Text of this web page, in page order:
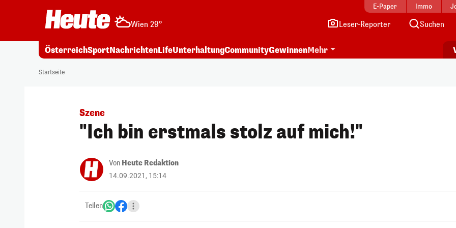
E-Paper Immo
Wien 29° Leser-Reporter Suchen
ÖsterreichSportNachrichtenLifeUnterhaltungCommunityGewinnenMehr
Startseite
Szene
"Ich bin erstmals stolz auf mich!"
Von Heute Redaktion
14.09.2021, 15:14
Teilen